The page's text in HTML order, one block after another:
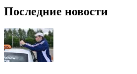
Последние новости